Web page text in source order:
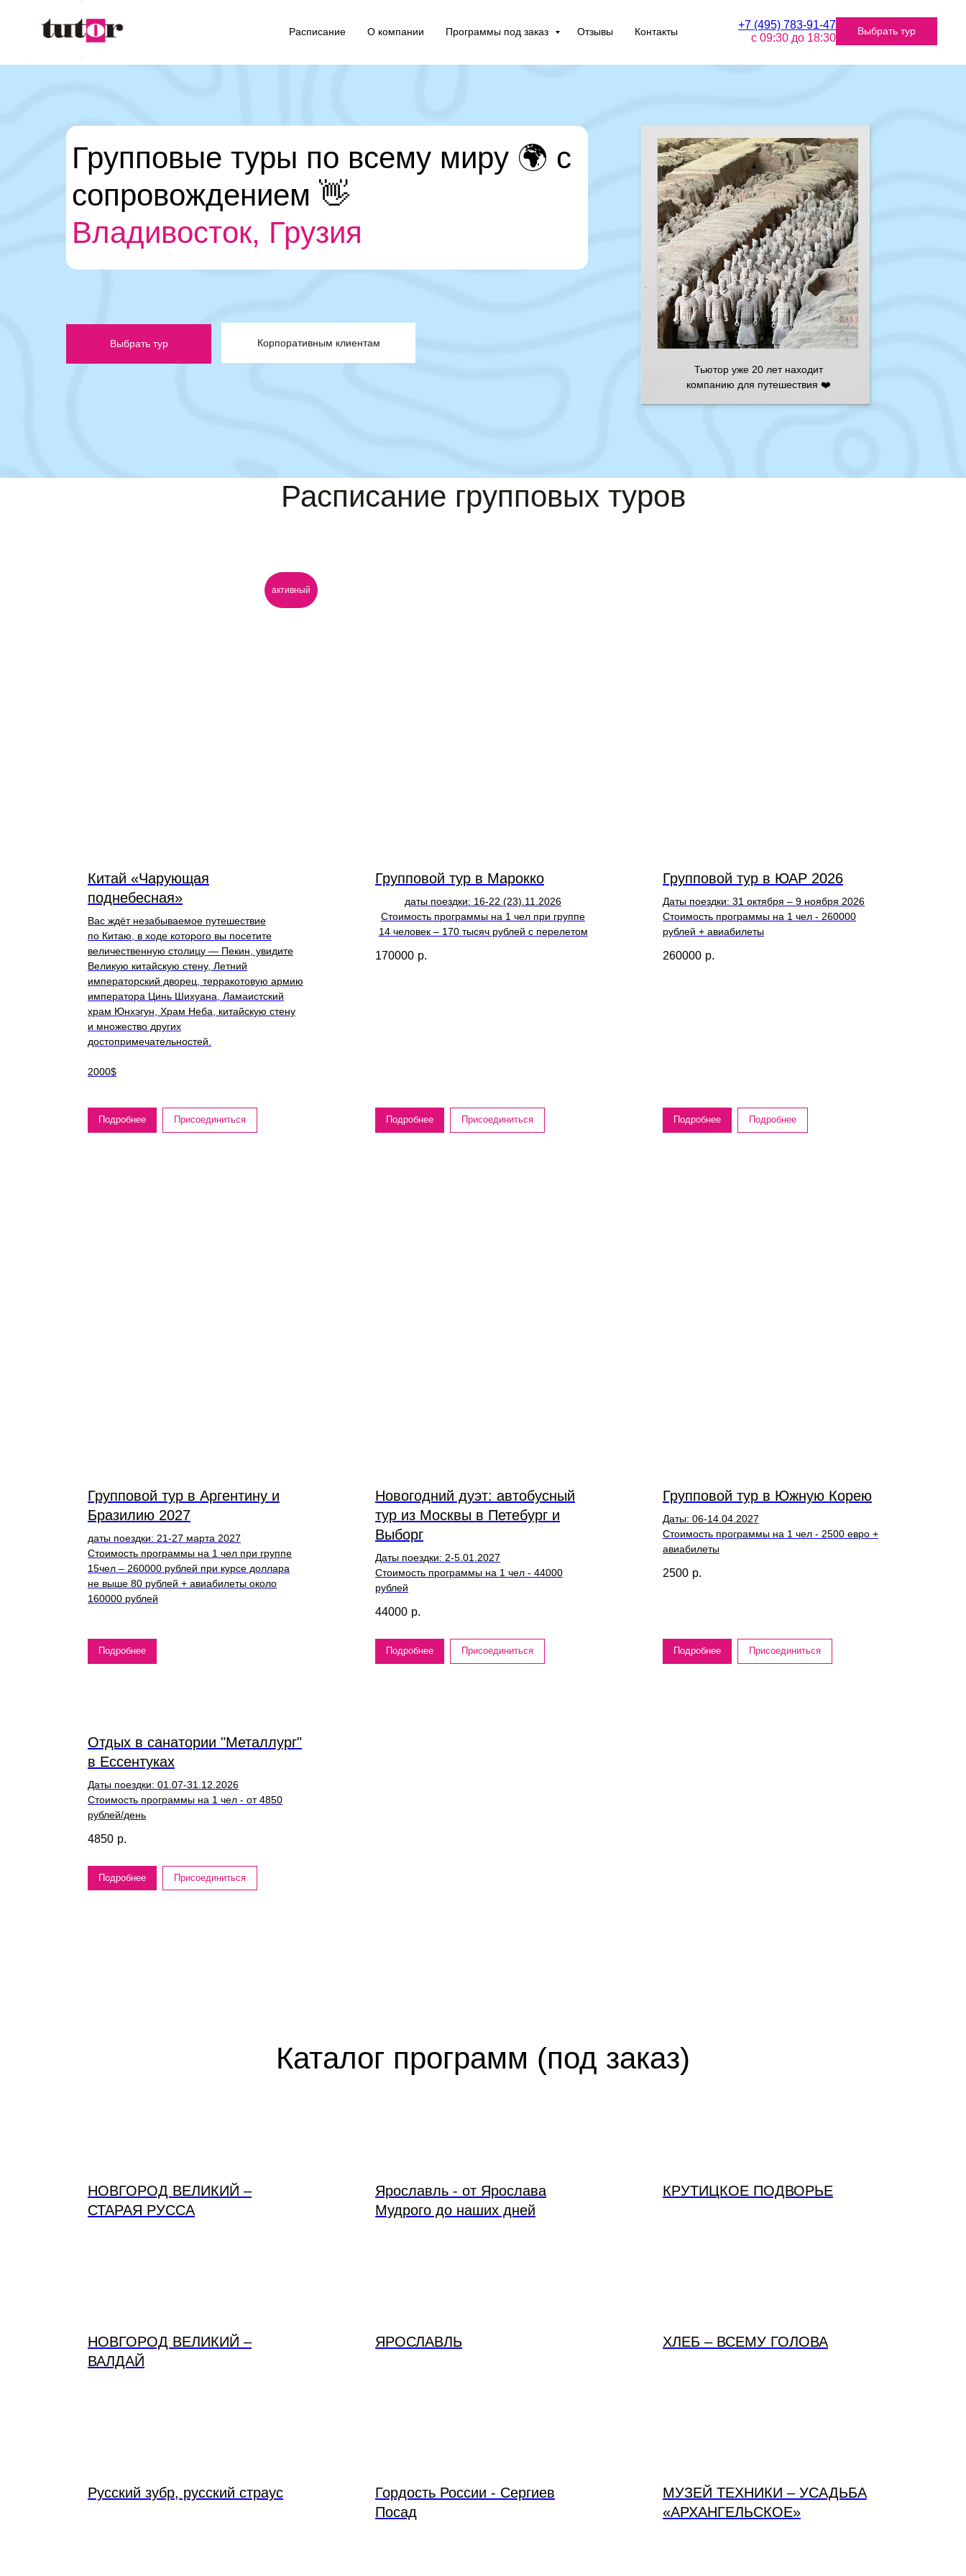
Расписание О компании Программы под заказ Отзывы Контакты
+7 (495) 783-91-47
с 09:30 до 18:30
Выбрать тур
Групповые туры по всему миру 🌍 с
сопровождением 👋
Владивос|
Выбрать тур Корпоративным клиентам
Тьютор уже 20 лет находит
компанию для путешествия ❤️
Расписание групповых туров
активный
Китай «Чарующая
поднебесная»
Вас ждёт незабываемое путешествие
по Китаю, в ходе которого вы посетите
величественную столицу — Пекин, увидите
Великую китайскую стену, Летний
императорский дворец, терракотовую армию
императора Цинь Шихуана, Ламаистский
храм Юнхэгун, Храм Неба, китайскую стену
и множество других
достопримечательностей.
2000$
Подробнее Присоединиться
Групповой тур в Марокко
даты поездки: 16-22 (23).11.2026
Стоимость программы на 1 чел при группе
14 человек – 170 тысяч рублей с перелетом
170000 р.
Подробнее Присоединиться
Групповой тур в ЮАР 2026
Даты поездки: 31 октября – 9 ноября 2026
Стоимость программы на 1 чел - 260000
рублей + авиабилеты
260000 р.
Подробнее Подробнее
Групповой тур в Аргентину и
Бразилию 2027
даты поездки: 21-27 марта 2027
Стоимость программы на 1 чел при группе
15чел – 260000 рублей при курсе доллара
не выше 80 рублей + авиабилеты около
160000 рублей
Подробнее
Новогодний дуэт: автобусный
тур из Москвы в Петебург и
Выборг
Даты поездки: 2-5.01.2027
Стоимость программы на 1 чел - 44000
рублей
44000 р.
Подробнее Присоединиться
Групповой тур в Южную Корею
Даты: 06-14.04.2027
Стоимость программы на 1 чел - 2500 евро +
авиабилеты
2500 р.
Подробнее Присоединиться
Отдых в санатории "Металлург"
в Ессентуках
Даты поездки: 01.07-31.12.2026
Стоимость программы на 1 чел - от 4850
рублей/день
4850 р.
Подробнее Присоединиться
Каталог программ (под заказ)
НОВГОРОД ВЕЛИКИЙ –
СТАРАЯ РУССА
Ярославль - от Ярослава
Мудрого до наших дней
КРУТИЦКОЕ ПОДВОРЬЕ
НОВГОРОД ВЕЛИКИЙ –
ВАЛДАЙ
ЯРОСЛАВЛЬ ХЛЕБ – ВСЕМУ ГОЛОВА
Русский зубр, русский страус
Гордость России - Сергиев
Посад
МУЗЕЙ ТЕХНИКИ – УСАДЬБА
«АРХАНГЕЛЬСКОЕ»